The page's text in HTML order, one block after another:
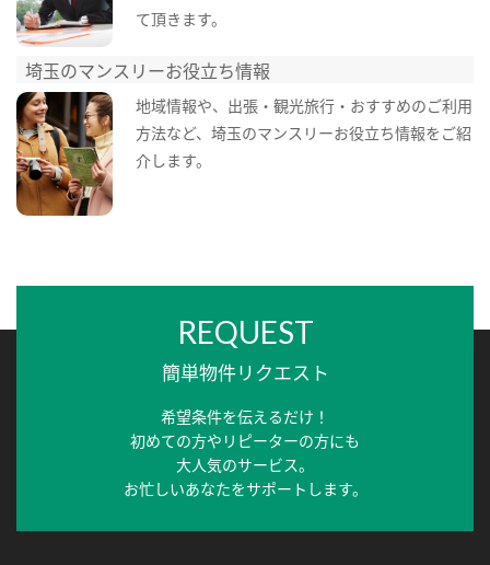
て頂きます。
埼玉のマンスリーお役立ち情報
地域情報や、出張・観光旅行・おすすめのご利用
方法など、埼玉のマンスリーお役立ち情報をご紹
介します。
REQUEST
簡単物件リクエスト
希望条件を伝えるだけ！
初めての方やリピーターの方にも
大人気のサービス。
お忙しいあなたをサポートします。